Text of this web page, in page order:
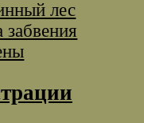
лес
забвения